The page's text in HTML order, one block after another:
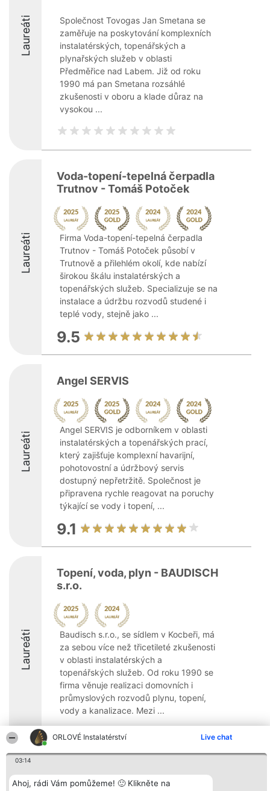
ORLOVÉ Instalatérství Live chat
03:14
Ahoj, rádi Vám pomůžeme! 🙂 Klikněte na
Laureáti
Společnost Tovogas Jan Smetana se
zaměřuje na poskytování komplexních
instalatérských, topenářských a
plynařských služeb v oblasti
Předměřice nad Labem. Již od roku
1990 má pan Smetana rozsáhlé
zkušenosti v oboru a klade důraz na
vysokou ...
Laureáti
Voda-topení-tepelná čerpadla
Trutnov - Tomáš Potoček
Firma Voda-topení-tepelná čerpadla
Trutnov - Tomáš Potoček působí v
Trutnově a přilehlém okolí, kde nabízí
širokou škálu instalatérských a
topenářských služeb. Specializuje se na
instalace a údržbu rozvodů studené i
teplé vody, stejně jako ...
9.5
Laureáti
Angel SERVIS
Angel SERVIS je odborníkem v oblasti
instalatérských a topenářských prací,
který zajišťuje komplexní havarijní,
pohotovostní a údržbový servis
dostupný nepřetržitě. Společnost je
připravena rychle reagovat na poruchy
týkající se vody i topení, ...
9.1
Laureáti
Topení, voda, plyn - BAUDISCH
s.r.o.
Baudisch s.r.o., se sídlem v Kocbeři, má
za sebou více než třicetileté zkušenosti
v oblasti instalatérských a
topenářských služeb. Od roku 1990 se
firma věnuje realizaci domovních i
průmyslových rozvodů plynu, topení,
vody a kanalizace. Mezi ...
8.2
Organizátor hlasování
Bright Side Solutions sp. z o.
Plebiscyt
Vítězové
Kontakt